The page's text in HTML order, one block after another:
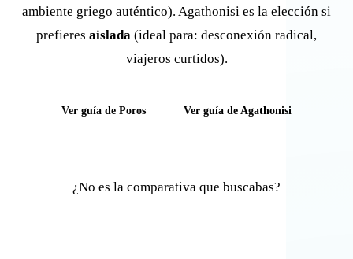
ambiente griego auténtico). Agathonisi es la elección si
prefieres aislada (ideal para: desconexión radical,
viajeros curtidos).
Ver guía de Poros Ver guía de Agathonisi
¿No es la comparativa que buscabas?